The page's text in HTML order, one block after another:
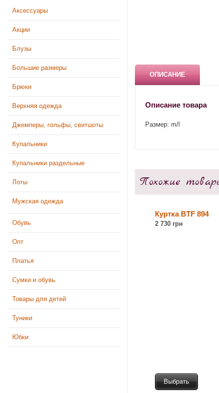
Аксессуары
Акции
Блузы
Большие размеры
Брюки
Верхняя одежда
Джемперы, гольфы, свитшоты
Купальники
Купальники раздельные
Лоты
Мужская одежда
Обувь
Опт
Платья
Сумки и обувь
Товары для детей
Туники
Юбки
ОПИСАНИЕ
Описание товара
Размер: m/l
Похожие
Куртка BTF 894
2 730 грн
Выбрать